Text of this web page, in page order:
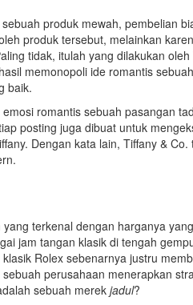
produk mewah, pembelian
produk tersebut, melainkan
tidak, itulah yang dilakukan
memonopoli ide romantis
baik.
romantis sebuah pasangan
posting juga dibuat untuk
Dengan kata lain, Tiffany &
terkenal dengan harganya
jam tangan klasik di tengah
Rolex sebenarnya justru
perusahaan menerapkan
sebuah merek jadul?